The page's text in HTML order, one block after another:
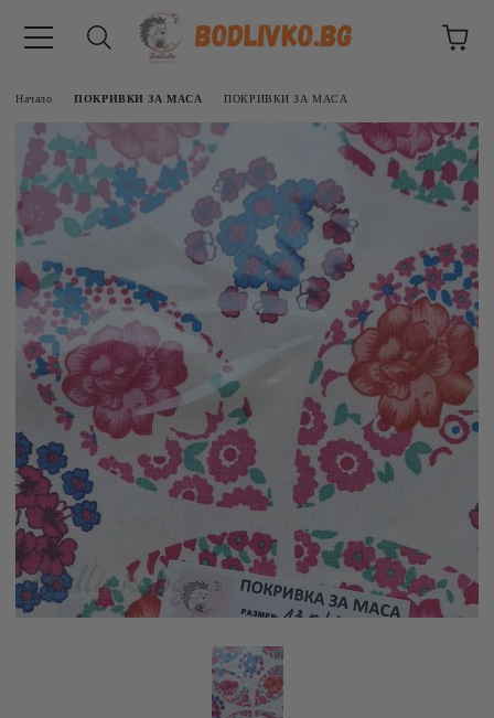
Начало ПОКРИВКИ ЗА МАСА ПОКРИВКИ ЗА МАСА